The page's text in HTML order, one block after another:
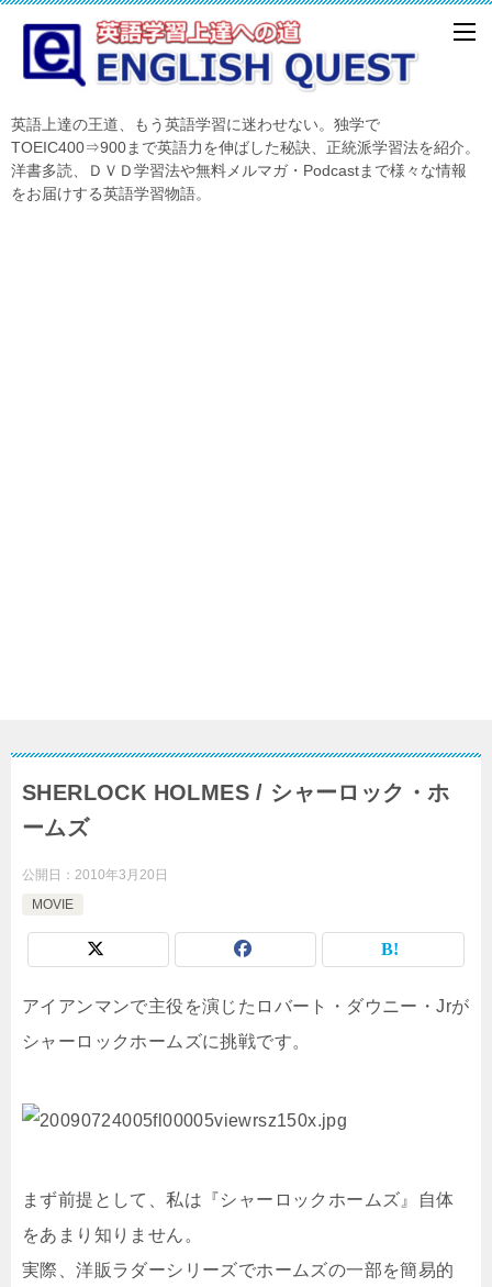
英語上達の王道、もう英語学習に迷わせない。独学で
TOEIC400⇒900まで英語力を伸ばした秘訣、正統派学習法を紹介。
洋書多読、ＤＶＤ学習法や無料メルマガ・Podcastまで様々な情報
をお届けする英語学習物語。
SHERLOCK HOLMES / シャーロック・ホ
ームズ
公開日： 2010年3月20日
MOVIE
アイアンマンで主役を演じたロバート・ダウニー・Jrが
シャーロックホームズに挑戦です。
まず前提として、私は『シャーロックホームズ』自体
をあまり知りません。
実際、洋販ラダーシリーズでホームズの一部を簡易的